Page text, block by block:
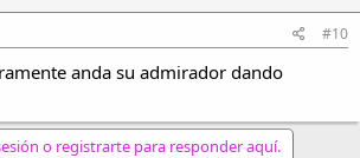
#10
anda su admirador dando
o registrarte para responder aquí.